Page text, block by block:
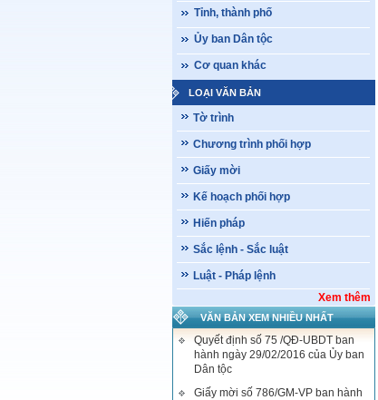
Tỉnh, thành phố
Ủy ban Dân tộc
Cơ quan khác
LOẠI VĂN BẢN
Tờ trình
Chương trình phối hợp
Giấy mời
Kế hoạch phối hợp
Hiến pháp
Sắc lệnh - Sắc luật
Luật - Pháp lệnh
Xem thêm
VĂN BẢN XEM NHIỀU NHẤT
Quyết định số 75 /QĐ-UBDT ban
hành ngày 29/02/2016 của Ủy ban
Dân tộc
Giấy mời số 786/GM-VP ban hành